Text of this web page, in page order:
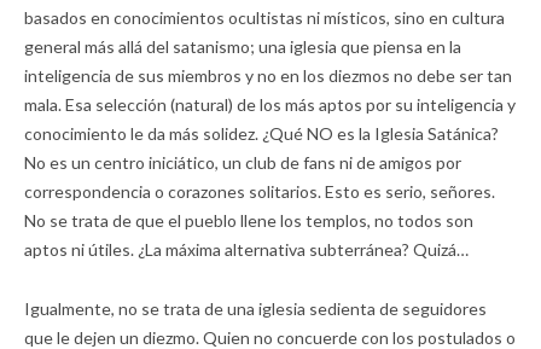
basados en conocimientos ocultistas ni místicos, sino en cultura
general más allá del satanismo; una iglesia que piensa en la
inteligencia de sus miembros y no en los diezmos no debe ser tan
mala. Esa selección (natural) de los más aptos por su inteligencia y
conocimiento le da más solidez. ¿Qué NO es la Iglesia Satánica?
No es un centro iniciático, un club de fans ni de amigos por
correspondencia o corazones solitarios. Esto es serio, señores.
No se trata de que el pueblo llene los templos, no todos son
aptos ni útiles. ¿La máxima alternativa subterránea? Quizá…
Igualmente, no se trata de una iglesia sedienta de seguidores
que le dejen un diezmo. Quien no concuerde con los postulados o